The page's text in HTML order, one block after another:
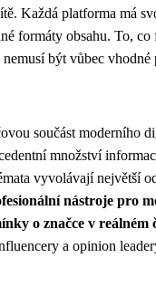
Každá platforma má
formáty obsahu. To, co
být vůbec vhodné
součást moderního
množství
vyvolávají největší
nástroje pro
o značce v reálném
a opinion